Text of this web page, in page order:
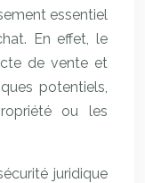
essentiel
En effet, le
de vente et
potentiels,
ou les
juridique